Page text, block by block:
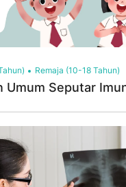
Remaja (10-18 Tahun)
Umum Seputar